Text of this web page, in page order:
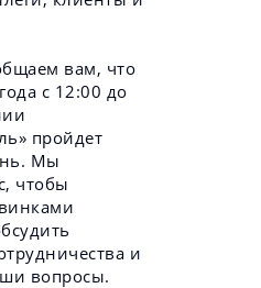
вам, что
с 12:00 до
пройдет
Мы
чтобы
и
вопросы.